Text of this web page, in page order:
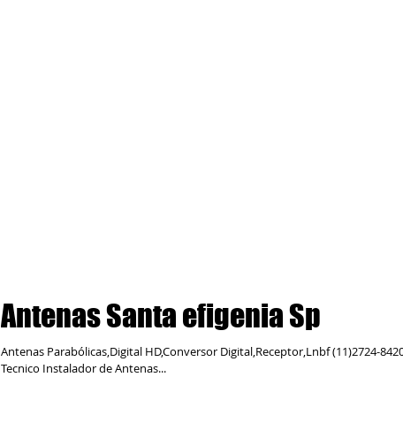
Antenas Santa efigenia Sp
Antenas Parabólicas,Digital HD,Conversor Digital,Receptor,Lnbf (11)2724-
Tecnico Instalador de Antenas...